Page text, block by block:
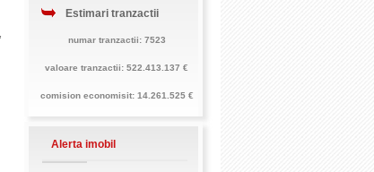
Estimari tranzactii
numar tranzactii: 7523
valoare tranzactii: 522.413.137 €
comision economisit: 14.261.525 €
Alerta imobil